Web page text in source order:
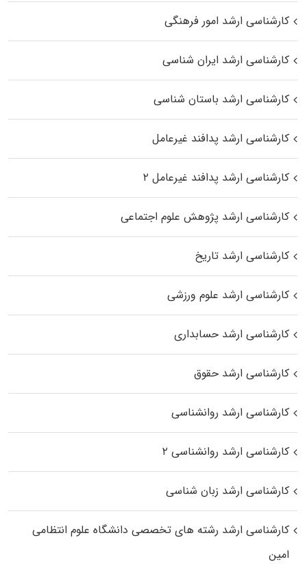
کارشناسی ارشد امور فرهنگی
کارشناسی ارشد ایران شناسی
کارشناسی ارشد باستان شناسی
کارشناسی ارشد پدافند غیرعامل
کارشناسی ارشد پدافند غیرعامل ۲
کارشناسی ارشد پژوهش علوم اجتماعی
کارشناسی ارشد تاریخ
کارشناسی ارشد علوم ورزشی
کارشناسی ارشد حسابداری
کارشناسی ارشد حقوق
کارشناسی ارشد روانشناسی
کارشناسی ارشد روانشناسی ۲
کارشناسی ارشد زبان شناسی
کارشناسی ارشد رﺷﺘﻪ ﻫﺎی تخصصی داﻧﺸﮕﺎه ﻋﻠﻮم انتظامی
اﻣﻴﻦ